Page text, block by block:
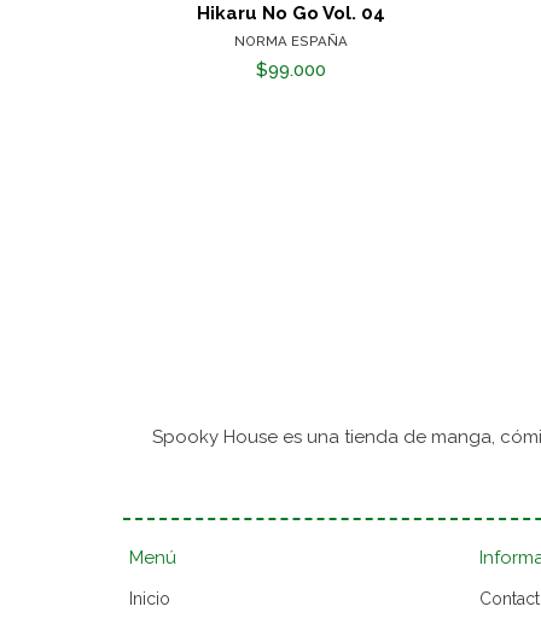
Hikaru No Go Vol. 04
NORMA ESPAÑA
$99.000
Spooky House es una tienda de manga,
Menú
Inicio